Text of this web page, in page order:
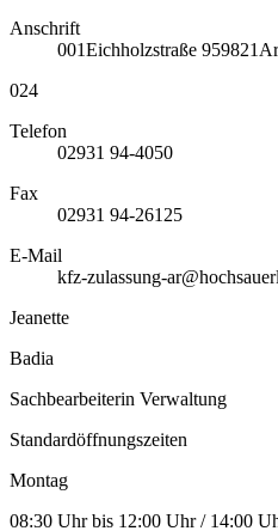
Anschrift
001Eichholzstraße 959821
024
Telefon
02931 94-4050
Fax
02931 94-26125
E-Mail
kfz-zulassung-
Jeanette
Badia
Sachbearbeiterin Verwaltung
Standardöffnungszeiten
Montag
08:30 Uhr bis 12:00 Uhr / 14:00